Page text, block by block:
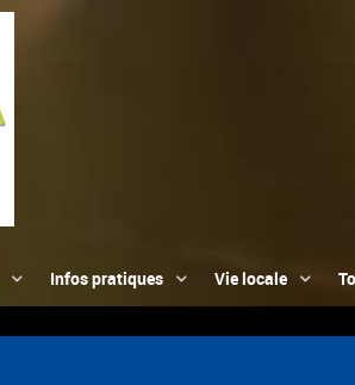
Infos pratiques Vie locale